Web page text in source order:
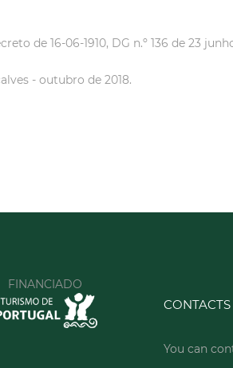
de 16-06-1910, DG n.º 136 de 23
- outubro de 2018.
FINANCIADO
CONTACTS
You can